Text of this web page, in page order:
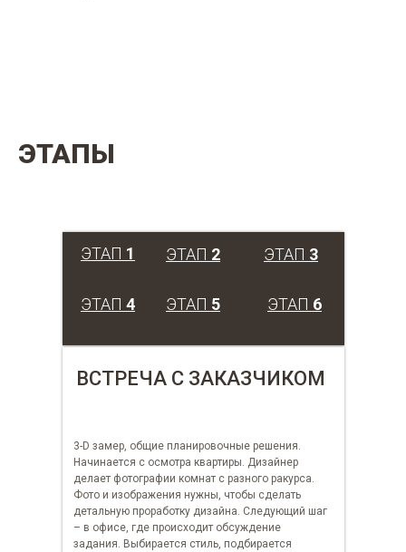
ЭТАПЫ
ЭТАП 1 ЭТАП 2
ЭТАП 6
ЭТАП 3
ЭТАП 4 ЭТАП 5
ВСТРЕЧА С ЗАКАЗЧИКОМ
3-D замер, общие планировочные решения.
Начинается с осмотра квартиры. Дизайнер
делает фотографии комнат с разного ракурса.
Фото и изображения нужны, чтобы сделать
детальную проработку дизайна. Следующий шаг
– в офисе, где происходит обсуждение
задания. Выбирается стиль, подбирается